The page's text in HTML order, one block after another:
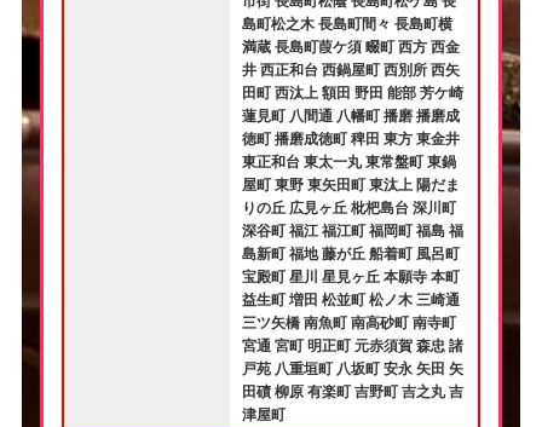
島町松之木 長島町間々 長島町横
満蔵 長島町葭ケ須 畷町 西方 西金
井 西正和台 西鍋屋町 西別所 西矢
田町 西汰上 額田 野田 能部 芳ケ崎
蓮見町 八間通 八幡町 播磨 播磨成
徳町 播磨成徳町 稗田 東方 東金井
東正和台 東太一丸 東常盤町 東鍋
屋町 東野 東矢田町 東汰上 陽だま
りの丘 広見ヶ丘 枇杷島台 深川町
深谷町 福江 福江町 福岡町 福島 福
島新町 福地 藤が丘 船着町 風呂町
宝殿町 星川 星見ヶ丘 本願寺 本町
益生町 増田 松並町 松ノ木 三崎通
三ツ矢橋 南魚町 南高砂町 南寺町
宮通 宮町 明正町 元赤須賀 森忠 諸
戸苑 八重垣町 八坂町 安永 矢田 矢
田磧 柳原 有楽町 吉野町 吉之丸 吉
津屋町